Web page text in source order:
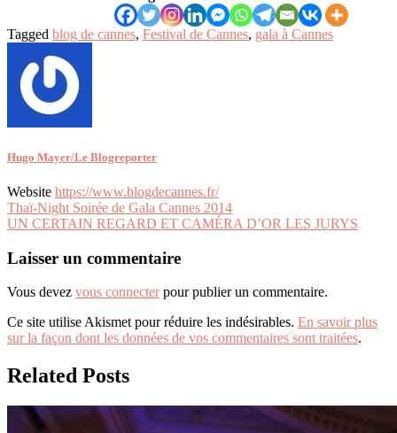
Tagged blog de cannes, Festival de Cannes, gala à Cannes
Hugo Mayer/Le Blogreporter
Website https://www.blogdecannes.fr/
Navigation
de
l’article
Thaï-Night Soirée de Gala Cannes 2014
UN CERTAIN REGARD ET CAMÉRA D’OR LES JURYS
Laisser un commentaire
Vous devez vous connecterpour publier un commentaire.
Ce site utilise Akismet pour réduire les indésirables. En savoir plus
sur la façon dont les données de vos commentaires sont traitées.
Related Posts